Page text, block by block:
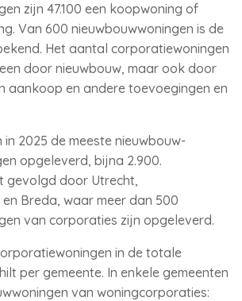
zijn 47.100 een koopwoning of
Van 600 nieuwbouwwoningen is de
Het aantal corporatiewoningen
door nieuwbouw, maar ook door
aankoop en andere toevoegingen en
in 2025 de meeste nieuwbouw-
opgeleverd, bijna 2.900.
gevolgd door Utrecht,
Breda, waar meer dan 500
van corporaties zijn opgeleverd.
in de totale
per gemeente. In enkele gemeenten
van woningcorporaties: